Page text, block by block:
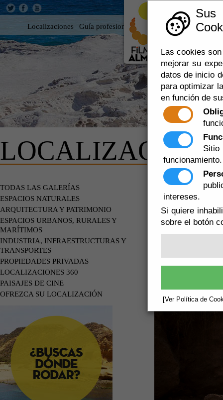
Las cookies
mejorar su
datos de inicio
para optimizar
en función de
funcionamiento.
intereses.
Si quiere
sobre el botón
[Ver Política de
Localizaciones Guía profesional Rodar en Almería 360
TODAS LAS GALERÍAS
ESPACIOS NATURALES
ARQUITECTURA Y PATRIMONIO
ESPACIOS URBANOS, RURALES Y
MARÍTIMOS
INDUSTRIA, INFRAESTRUCTURAS Y
TRANSPORTES
PROPIEDADES PRIVADAS
LOCALIZACIONES 360
PAISAJES DE CINE
OFREZCA SU LOCALIZACIÓN